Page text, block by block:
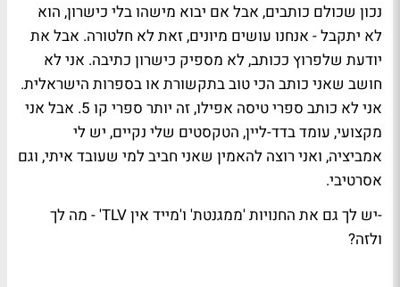
נכון שכולם כותבים, אבל אם יבוא מישהו בלי כישרון, הוא
לא יתקבל - אנחנו עושים מיונים, זאת לא חלטורה. אבל את
יודעת שלפרוץ ככותב, לא מספיק כישרון כתיבה. אני לא
חושב שאני כותב הכי טוב בתקשורת או בספרות הישראלית.
אני לא כותב ספרי טיסה אפילו, זה יותר ספרי קו 5. אבל אני
מקצועי, עומד בדד-ליין, הטקסטים שלי נקיים, יש לי
אמביציה, ואני רוצה להאמין שאני חביב למי שעובד איתי, וגם
אסרטיבי.
-יש לך גם את החנויות 'ממגנטת' ו'מייד אין TLV' - מה לך
ולזה?